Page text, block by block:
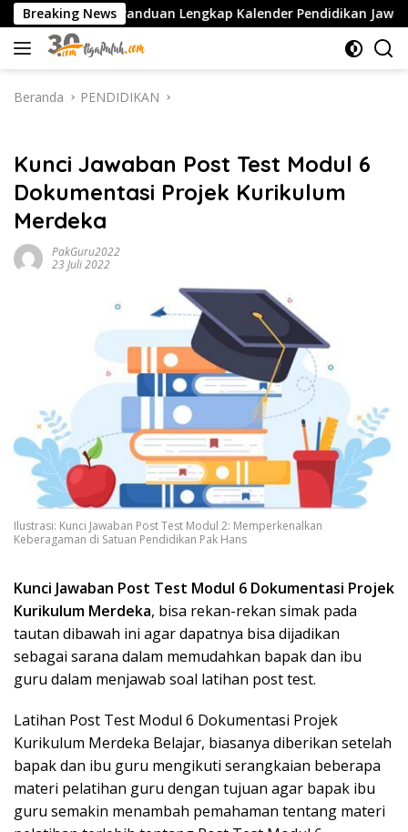
Langsung
ke
konten
Breaking News
PDF: Panduan Lengkap Kalender Pendidikan Jawa Timur,
Beranda PENDIDIKAN
Kunci Jawaban Post Test Modul 6
Dokumentasi Projek Kurikulum
Merdeka
PakGuru2022
23 Juli 2022
Ilustrasi: Kunci Jawaban Post Test Modul 2: Memperkenalkan
Keberagaman di Satuan Pendidikan Pak Hans
Kunci Jawaban Post Test Modul 6 Dokumentasi Projek
Kurikulum Merdeka, bisa rekan-rekan simak pada
tautan dibawah ini agar dapatnya bisa dijadikan
sebagai sarana dalam memudahkan bapak dan ibu
guru dalam menjawab soal latihan post test.
Latihan Post Test Modul 6 Dokumentasi Projek
Kurikulum Merdeka Belajar, biasanya diberikan setelah
bapak dan ibu guru mengikuti serangkaian beberapa
materi pelatihan guru dengan tujuan agar bapak ibu
guru semakin menambah pemahaman tentang materi